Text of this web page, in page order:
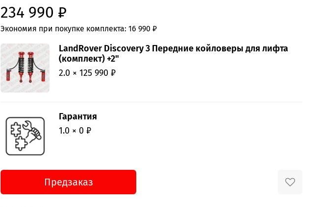
234 990 ₽
Экономия при покупке комплекта: 16 990 ₽
LandRover Discovery 3 Передние койловеры для лифта
(комплект) +2"
2.0 × 125 990 ₽
Гарантия
1.0 × 0 ₽
Предзаказ